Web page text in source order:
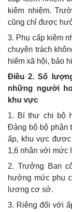
kiêm nhiệm.
cũng chỉ được
3. Phụ cấp kiêm
chuyên trách
hiểm xã hội, bảo
Điều 2. Số
những người
khu vực
1. Bí thư chi bộ
Đảng bộ bộ phận
ấp, khu vực
1,6 nhân với mức
2. Trưởng Ban
hưởng mức phụ
lương cơ sở.
3. Riêng đối với